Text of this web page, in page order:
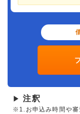
▶ 注釈
※1.お申込み時間や審